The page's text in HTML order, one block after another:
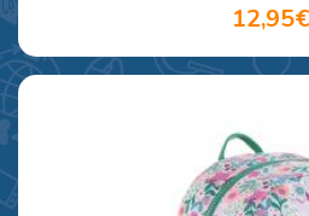
12,95€